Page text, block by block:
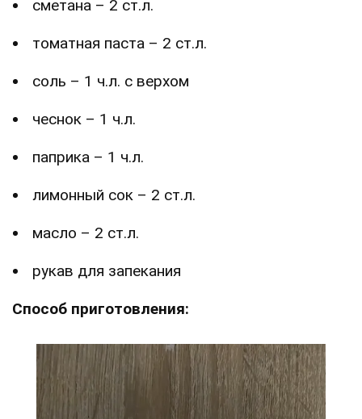
сметана – 2 ст.л.
томатная паста – 2 ст.л.
соль – 1 ч.л. с верхом
чеснок – 1 ч.л.
паприка – 1 ч.л.
лимонный сок – 2 ст.л.
масло – 2 ст.л.
рукав для запекания
Способ приготовления: